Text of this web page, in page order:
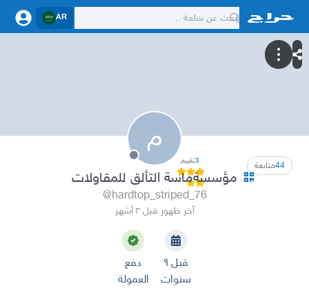
AR
م
44متابعة 3تقييم
مؤسسةماسة التألق للمقاولات
@hardtop_striped_76
آخر ظهور قبل ٣ أشهر
قبل ٩
سنوات
دفع
العمولة